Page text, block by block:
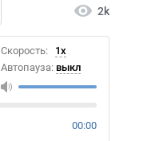
2k
Скорость:
1x
Автопауза: выкл
00:00